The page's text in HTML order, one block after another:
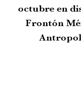
octubre en
Frontón